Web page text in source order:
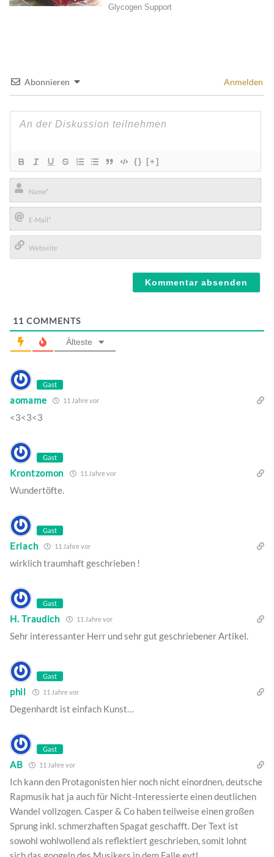
Abonnieren Anmelden
{} [+]
Name*
E-
Mail*
11 COMMENTS
Älteste
Gast
aomame 11 Jahre vor
<3<3<3
Gast
Krontzomon 11 Jahre vor
Wundertöfte.
Gast
Erlach 11 Jahre vor
wirklich traumhaft geschrieben !
Gast
H. Traudich 11 Jahre vor
Sehr interessanter Herr und sehr gut geschriebener Artikel.
Gast
phil 11 Jahre vor
Degenhardt ist einfach Kunst…
Gast
AB 11 Jahre vor
Ich kann den Protagonisten hier noch nicht einordnen, deutsche
Rapmusik hat ja auch für Nicht-Interessierte einen deutlichen
Wandel vollzogen. Casper & Co haben teilweise einen großen
Sprung inkl. schmerzhaften Spagat geschafft. Der Text ist
sowohl wohlwollend als reflektiert geschrieben, somit lohnt